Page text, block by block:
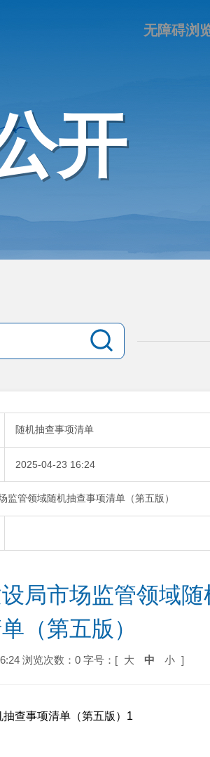
无障碍浏
开
随机抽查事项清单
2025-04-23 16:24
监管领域随机抽查事项清单（第五版）
局市场监管领域随
（第五版）
浏览次数：0 字号：[ 大 中 小 ]
查事项清单（第五版）1